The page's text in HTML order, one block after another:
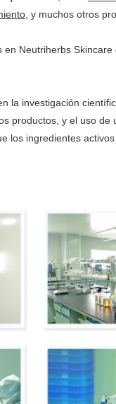
, y muchos otros
Neutriherbs
la investigación
productos, y el uso
los ingredientes